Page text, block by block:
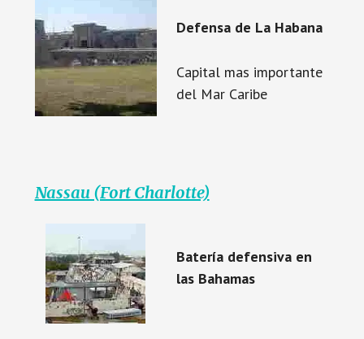
Defensa de La Habana
Capital mas importante
del Mar Caribe
Nassau (Fort Charlotte)
Batería defensiva en
las Bahamas